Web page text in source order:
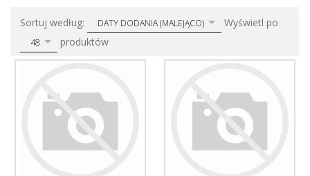
Sortuj według: sortDATY DODANIA (MALEJĄCO) Wyświetl po
48 produktów